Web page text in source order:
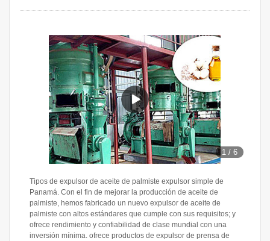
1 /6
Tipos de expulsor de aceite de palmiste expulsor simple de
Panamá. Con el fin de mejorar la producción de aceite de
palmiste, hemos fabricado un nuevo expulsor de aceite de
palmiste con altos estándares que cumple con sus requisitos; y
ofrece rendimiento y confiabilidad de clase mundial con una
inversión mínima. ofrece productos de expulsor de prensa de